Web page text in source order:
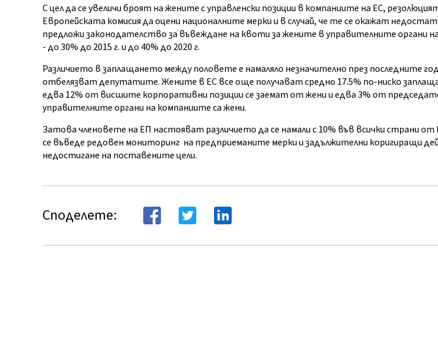
С цел да се увеличи броят на жените с управленски позиции в компаниите на ЕС,
Европейската комисия да оцени националните мерки и в случай, че те се окажат
предложи законодателство за въвеждане на квоти за жените в управителните органи
- до 30% до 2015 г. и до 40% до 2020 г.
Различието в заплащането между половете е намаляло незначително през последните
отбелязват депутатите. Жените в ЕС все още получават средно 17.5% по-ниско
едва 12% от висшите корпоративни позиции се заемат от жени и едва 3% от
управителните органи на компаниите са жени.
Затова членовете на ЕП настояват различието да се намали с 10% във всички страни от
се въведе редовен мониторинг на предприеманите мерки и задължителни коригиращи
недостигане на поставените цели.
Споделете: